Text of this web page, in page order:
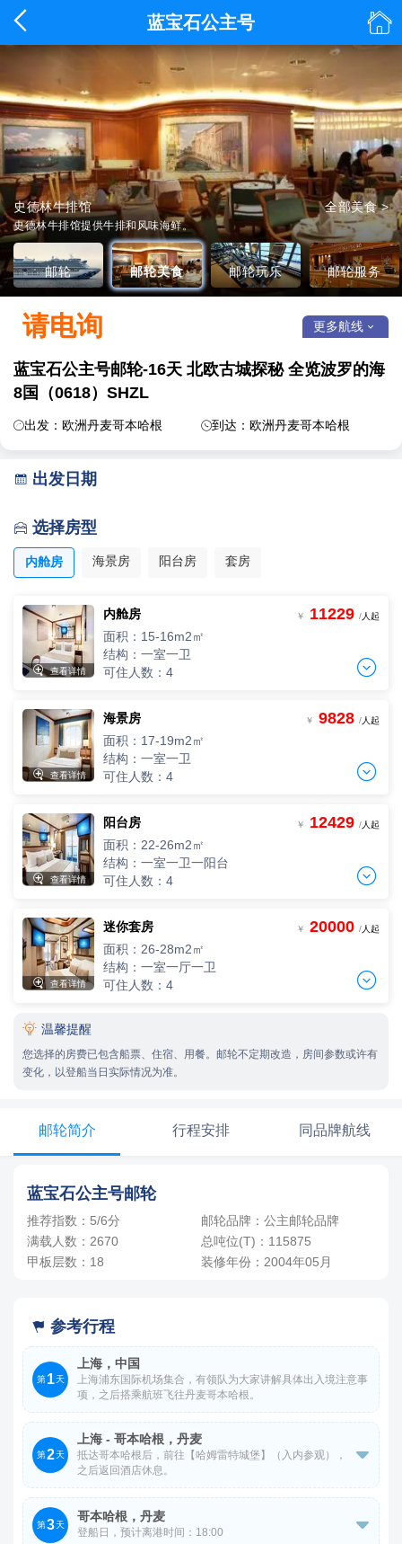
 蓝宝石公主号 
公主邮轮·蓝宝石公主号 详情 >
史德林牛排馆 全部美食 >
史德林牛排馆提供牛排和风味海鲜。
健身中心
全部玩乐 >
客服中心
全部服务 >
邮轮 邮轮美食 邮轮玩乐 邮轮服务
请电询 更多航线
蓝宝石公主号邮轮-16天 北欧古城探秘 全览波罗的海
8国（0618）SHZL
出发：欧洲丹麦哥本哈根 到达：欧洲丹麦哥本哈根
 出发日期
 选择房型
内舱房 海景房 阳台房 套房
 查看详情
内舱房
面积：15-16m2㎡
结构：一室一卫
可住人数：4
￥ 11229 /人起

两人间
2人，人均单价
/人 - 0 间 +
四人间
4人，人均单价
 查看详情
海景房
面积：17-19m2㎡
结构：一室一卫
可住人数：4
￥ 9828 /人起

两人间
2人，人均单价
/人 - 0 间 +
四人间
4人，人均单价
 查看详情
阳台房
面积：22-26m2㎡
结构：一室一卫一阳台
可住人数：4
￥ 12429 /人起

两人间
2人，人均单价
四人间
 查看详情
迷你套房
面积：26-28m2㎡
结构：一室一厅一卫
可住人数：4
￥ 20000 /人起

两人间
2人，人均单价
- +
3人，人均单价
/人 - 0 间 +
4人，人均单价
￥/人 - 0
 温馨提醒
您选择的房费已包含船票、住宿、用餐。邮轮不定期改造，房间参数或许有
变化，以登船当日实际情况为准。
邮轮简介 行程安排 同品牌航线
蓝宝石公主号邮轮
推荐指数：5/6分
邮轮品牌：公主邮轮品牌
满载人数：2670
总吨位(T)：115875
甲板层数：18
装修年份：2004年05月
 参考行程
第 1天
上海，中国
上海浦东国际机场集合，有领队为大家讲解具体出入境注意事
项，之后搭乘航班飞往丹麦哥本哈根。
第2天
上海 - 哥本哈根，丹麦
抵达哥本哈根后，前往【哈姆雷特城堡】（入内参观），
之后返回酒店休息。

参考航班：
QR871 上海浦东 卡塔尔多哈 0035 0510
第3天
哥本哈根，丹麦
登船日，预计离港时间：18:00
